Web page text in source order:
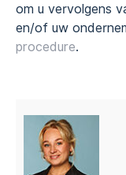
om u vervolgens
en/of uw
procedure.